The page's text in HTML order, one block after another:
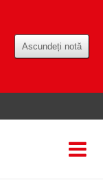
Ascundeți notă